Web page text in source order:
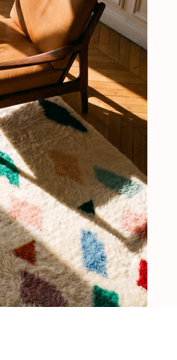
si besoin.
tapis en laine
rapidement